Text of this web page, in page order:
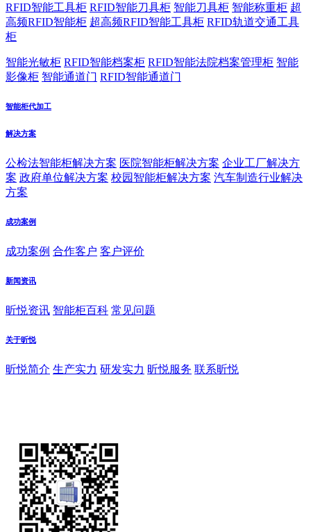
RFID智能工具柜 RFID智能刀具柜 智能刀具柜 智能称重柜 超
高频RFID智能柜 超高频RFID智能工具柜 RFID轨道交通工具
柜
智能光敏柜 RFID智能档案柜 RFID智能法院档案管理柜 智能
影像柜 智能通道门 RFID智能通道门
智能柜代加工
解决方案
公检法智能柜解决方案 医院智能柜解决方案 企业工厂解决方
案 政府单位解决方案 校园智能柜解决方案 汽车制造行业解决
方案
成功案例
成功案例 合作客户 客户评价
新闻资讯
昕悦资讯 智能柜百科 常见问题
关于昕悦
昕悦简介 生产实力 研发实力 昕悦服务 联系昕悦